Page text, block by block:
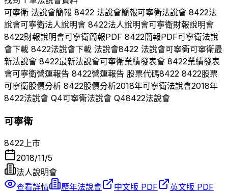
可寧衛 法說會簡報 8422 法說會簡報可寧衛法說會 8422法
說會可寧衛法人說明會 8422法人說明會可寧衛財報說明會
8422財報說明會可寧衛簡報PDF 8422簡報PDF可寧衛法說
會下載 8422法說會下載 法說會8422 法說會可寧衛可寧衛最
新法說會 8422最新法說會可寧衛業績發表會 8422業績發表
會可寧衛營運報告 8422營運報告 股票代碼8422 8422股票
可寧衛股價分析 8422股價分析2018年可寧衛法說會2018年
8422法說會 Q4可寧衛法說會 Q48422法說會
可寧衛
8422上市
2018/11/5
法人說明會
查看詳情
歷年法說會 中文版 PDF 英文版 PDF